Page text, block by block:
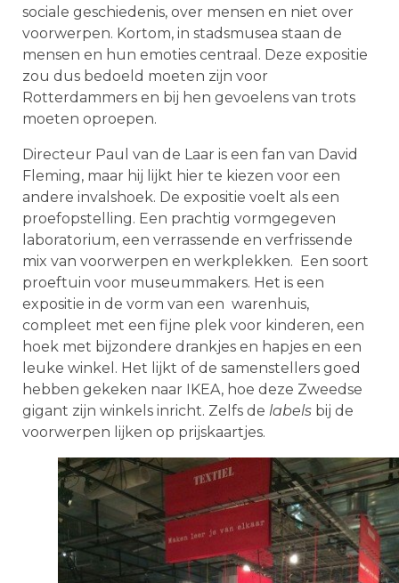
sociale geschiedenis, over mensen en niet over
voorwerpen. Kortom, in stadsmusea staan de
mensen en hun emoties centraal. Deze expositie
zou dus bedoeld moeten zijn voor
Rotterdammers en bij hen gevoelens van trots
moeten oproepen.
Directeur Paul van de Laar is een fan van David
Fleming, maar hij lijkt hier te kiezen voor een
andere invalshoek. De expositie voelt als een
proefopstelling. Een prachtig vormgegeven
laboratorium, een verrassende en verfrissende
mix van voorwerpen en werkplekken. Een soort
proeftuin voor museummakers. Het is een
expositie in de vorm van een warenhuis,
compleet met een fijne plek voor kinderen, een
hoek met bijzondere drankjes en hapjes en een
leuke winkel. Het lijkt of de samenstellers goed
hebben gekeken naar IKEA, hoe deze Zweedse
gigant zijn winkels inricht. Zelfs de labels bij de
voorwerpen lijken op prijskaartjes.